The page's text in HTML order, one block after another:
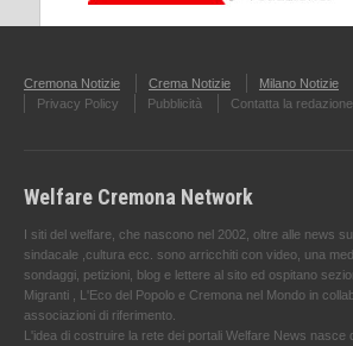
Cremona Notizie Crema Notizie Milano Notizie
Privacy Policy
Pubblicità Contatta la redazione
Welfare Cremona Network
I siti del welfare, che nascono nel 2002, oltre alle news
sindacale ,cultura ecc. sono arricchiti con video, una
sondaggi, petizioni, blog e lettere al sito ed ospitano
Migranti , L'Eco del Popolo e Cremona nel Mondo in
associazioni di riferimento.
L'idea di costruire la rete dei portali Welfare News nasce